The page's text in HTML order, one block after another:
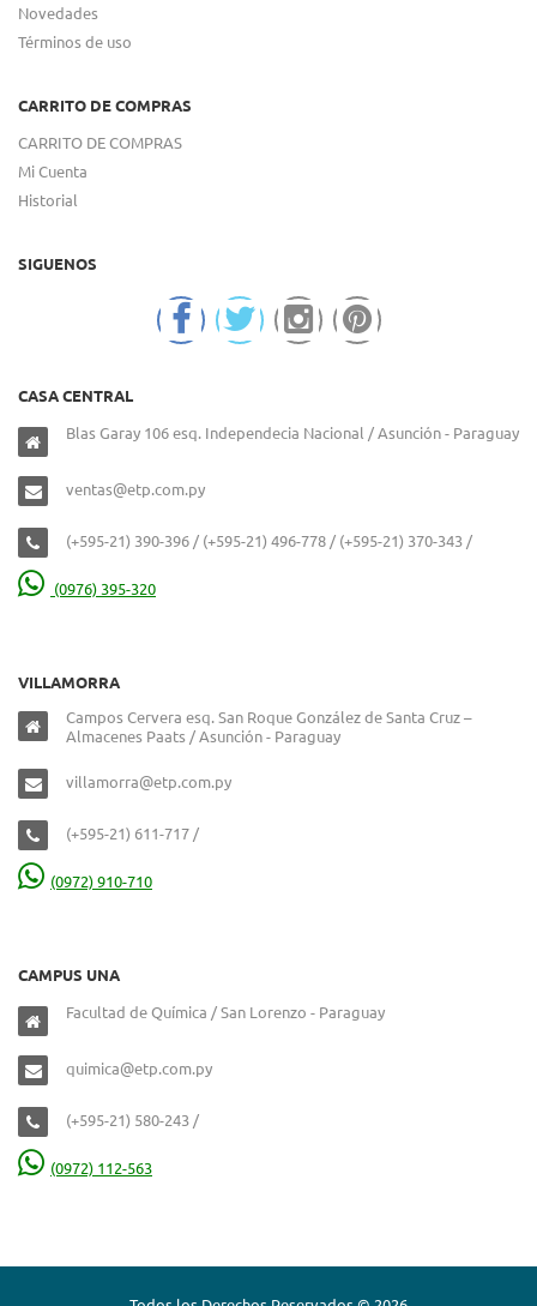
Novedades
Términos de uso
CARRITO DE COMPRAS
CARRITO DE COMPRAS
Mi Cuenta
Historial
SIGUENOS
CASA CENTRAL
Blas Garay 106 esq. Independecia Nacional / Asunción - Paraguay
ventas@etp.com.py
(+595-21) 390-396 / (+595-21) 496-778 / (+595-21) 370-343 /
(0976) 395-320
VILLAMORRA
Campos Cervera esq. San Roque González de Santa Cruz –
Almacenes Paats / Asunción - Paraguay
villamorra@etp.com.py
(+595-21) 611-717 /
(0972) 910-710
CAMPUS UNA
Facultad de Química / San Lorenzo - Paraguay
quimica@etp.com.py
(+595-21) 580-243 /
(0972) 112-563